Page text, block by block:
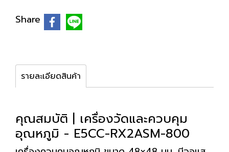
Share
รายละเอียดสินค้า
คุณสมบัติ | เครื่องวัดและควบคุม
อุณหภูมิ - E5CC-RX2ASM-800